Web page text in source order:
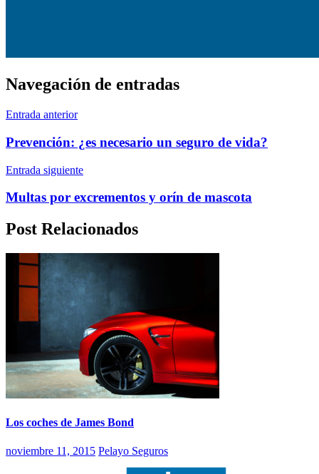
Navegación de entradas
Entrada anterior
Prevención: ¿es necesario un seguro de vida?
Entrada siguiente
Multas por excrementos y orín de mascota
Post Relacionados
Los coches de James Bond
noviembre 11, 2015 Pelayo Seguros